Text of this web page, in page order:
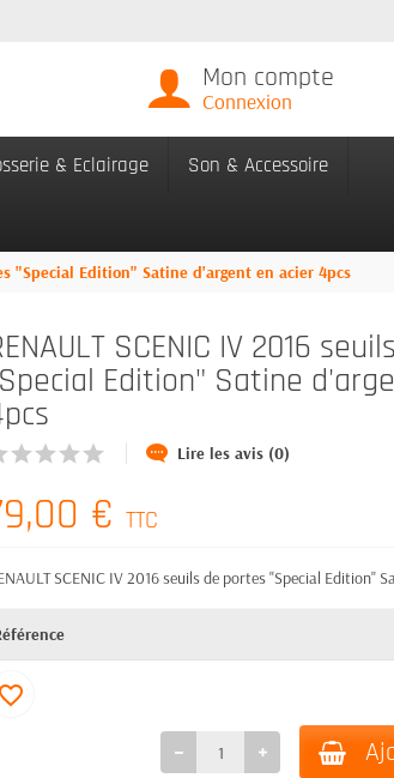
Mon compte
Connexion
& Eclairage Son & Accessoire
"Special Edition" Satine d'argent en acier 4pcs
SCENIC IV 2016
Edition" Satine
Lire les avis (0)
€ TTC
SCENIC IV 2016 seuils de portes "Special Edition"
favorite_border